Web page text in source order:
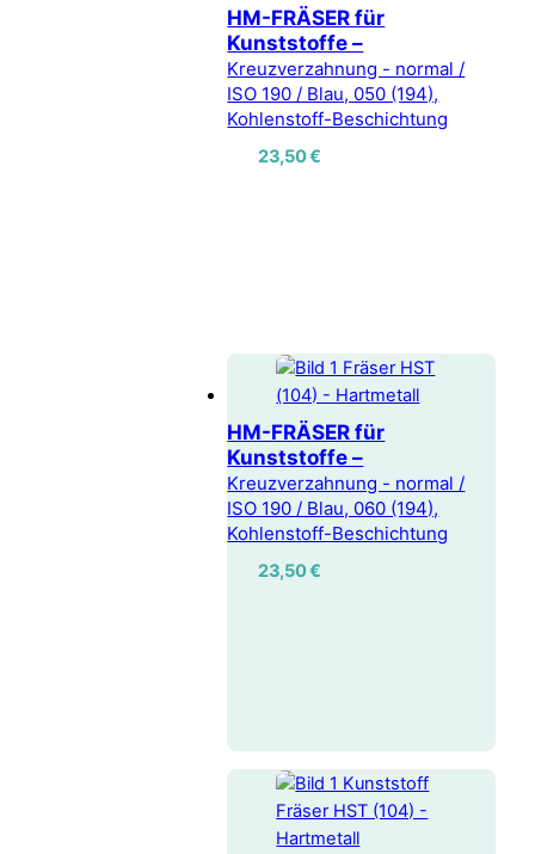
HM-FRÄSER für
Kunststoffe –
Kreuzverzahnung - normal /
ISO 190 / Blau, 050 (194),
Kohlenstoff-Beschichtung
23,50€
HM-FRÄSER für
Kunststoffe –
Kreuzverzahnung - normal /
ISO 190 / Blau, 060 (194),
Kohlenstoff-Beschichtung
23,50€